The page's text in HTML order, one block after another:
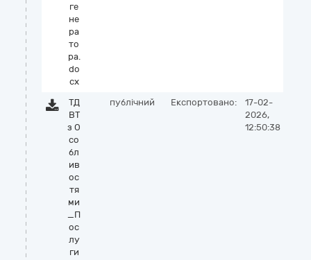
ге
не
ра
то
ра.
do
cx
ТД
ВТ
з О
со
бл
ив
ос
тя
ми
_П
ос
лу
ги
публічний Експортовано:
17-02-
2026,
12:50:38